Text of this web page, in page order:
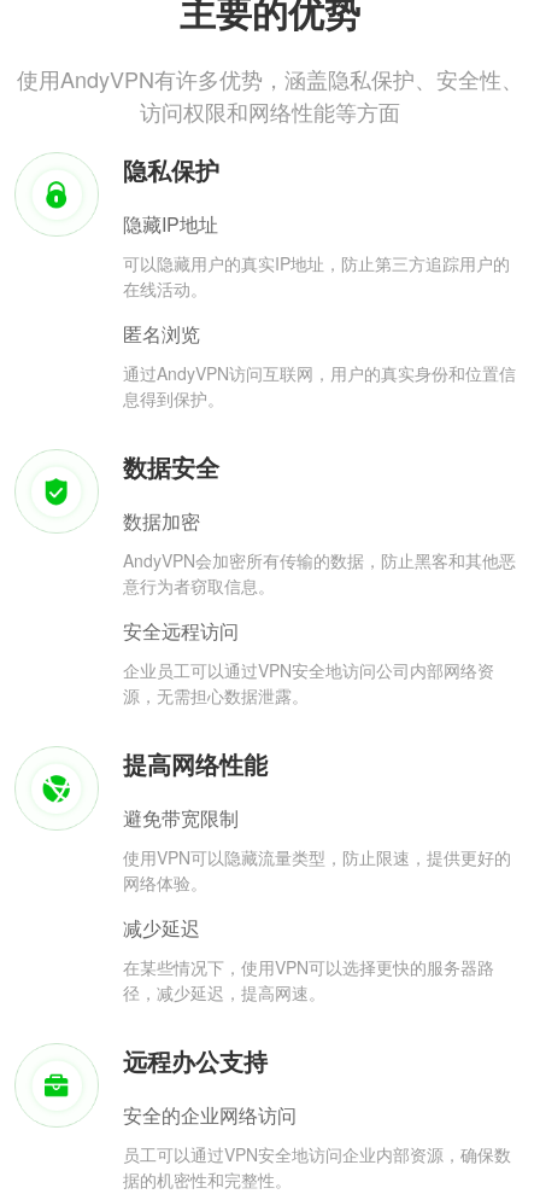
主要的优势
使用AndyVPN有许多优势，涵盖隐私保护、安全性、
访问权限和网络性能等方面
隐私保护
隐藏IP地址
可以隐藏用户的真实IP地址，防止第三方追踪用户的
在线活动。
匿名浏览
通过AndyVPN访问互联网，用户的真实身份和位置信
息得到保护。
数据安全
数据加密
AndyVPN会加密所有传输的数据，防止黑客和其他恶
意行为者窃取信息。
安全远程访问
企业员工可以通过VPN安全地访问公司内部网络资
源，无需担心数据泄露。
提高网络性能
避免带宽限制
使用VPN可以隐藏流量类型，防止限速，提供更好的
网络体验。
减少延迟
在某些情况下，使用VPN可以选择更快的服务器路
径，减少延迟，提高网速。
远程办公支持
安全的企业网络访问
员工可以通过VPN安全地访问企业内部资源，确保数
据的机密性和完整性。